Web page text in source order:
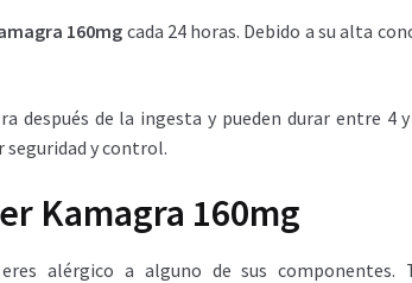
160mg cada 24 horas. Debido a su alta
después de la ingesta y pueden durar entre 4
seguridad y control.
Kamagra 160mg
alérgico a alguno de sus componentes.